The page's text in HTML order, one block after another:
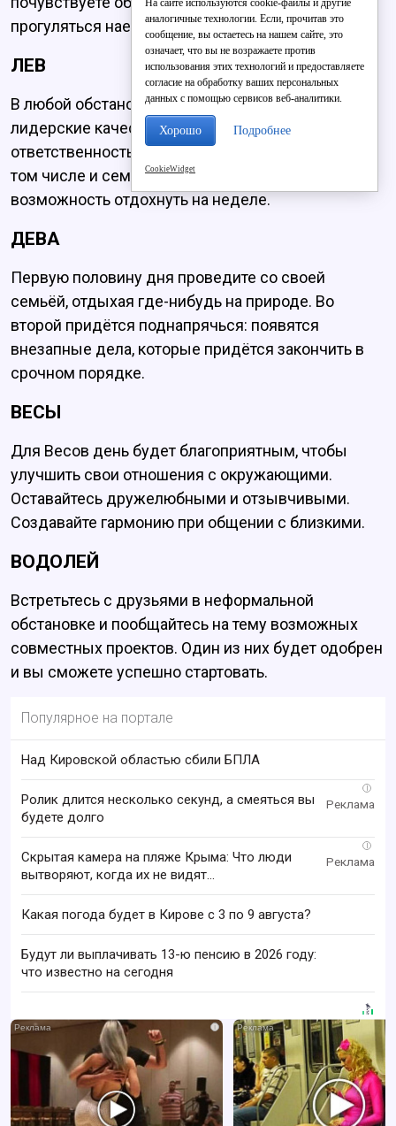
прогуляться наедине со своими мыслями.
ЛЕВ
В любой обстановке постарайтесь проявить
лидерские качества. Возьмите на себя
ответственность за решение важных вопросов, в
том числе и семейных. Наградой будет
возможность отдохнуть на неделе.
ДЕВА
Первую половину дня проведите со своей
семьёй, отдыхая где-нибудь на природе. Во
второй придётся поднапрячься: появятся
внезапные дела, которые придётся закончить в
срочном порядке.
ВЕСЫ
Для Весов день будет благоприятным, чтобы
улучшить свои отношения с окружающими.
Оставайтесь дружелюбными и отзывчивыми.
Создавайте гармонию при общении с близкими.
ВОДОЛЕЙ
Встретьтесь с друзьями в неформальной
обстановке и пообщайтесь на тему возможных
совместных проектов. Один из них будет одобрен
и вы сможете успешно стартовать.
Популярное на портале
Над Кировской областью сбили БПЛА
i
Ролик длится несколько секунд, а смеяться вы
будете долго
i
Скрытая камера на пляже Крыма: Что люди
вытворяют, когда их не видят...
Какая погода будет в Кирове с 3 по 9 августа?
Будут ли выплачивать 13-ю пенсию в 2026 году:
что известно на сегодня
i
На сайте используются cookie-файлы и другие
аналогичные технологии. Если, прочитав это
сообщение, вы остаетесь на нашем сайте, это
означает, что вы не возражаете против
использования этих технологий и предоставляете
согласие на обработку ваших персональных
данных с помощью сервисов веб-аналитики.
Хорошо Подробнее
CookieWidget